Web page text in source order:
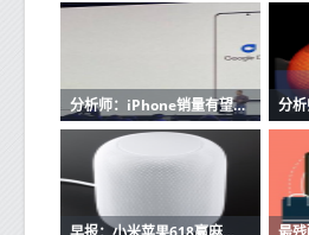
分析师：iPhone销量有望在9月后复苏 iPhone 15来助力